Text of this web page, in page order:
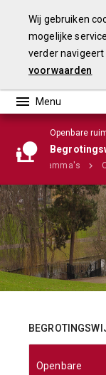
Openbare
Programma's
Openbare
Wij gebruiken
mogelijke
verder
voorwaarden